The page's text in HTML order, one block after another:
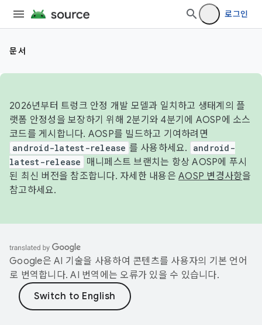
로그인
문서
2026년부터 트렁크 안정 개발 모델과 일치하고 생태계의 플
랫폼 안정성을 보장하기 위해 2분기와 4분기에 AOSP에 소스
코드를 게시합니다. AOSP를 빌드하고 기여하려면
android-latest-release 를 사용하세요.
android-
latest-release
매니페스트 브랜치는 항상 AOSP에 푸시
된 최신 버전을 참조합니다. 자세한 내용은 AOSP 변경사항을
참고하세요.
Google은 AI 기술을 사용하여 콘텐츠를 사용자의 기본 언어
로 번역합니다. AI 번역에는 오류가 있을 수 있습니다.